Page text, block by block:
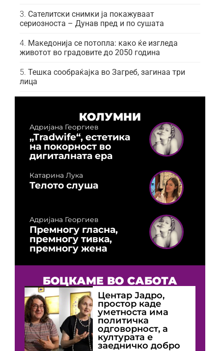
Сателитски снимки ја покажуваат
сериозноста – Дунав пред и по сушата
Македонија се потопла: како ќе изгледа
животот во градовите до 2050 година
Тешка сообраќајка во Загреб, загинаа три
лица
КОЛУМНИ
Адријана Георгиев
„Tradwife“, естетика
на покорност во
дигиталната ера
Катарина Лука
Телото слуша
Адријана Георгиев
Премногу гласна,
премногу тивка,
премногу жена
БОЦКАМЕ ВО САБОТА
Центар Јадро,
простор каде
уметноста има
политичка
одговорност, а
културата е
заедничко добро